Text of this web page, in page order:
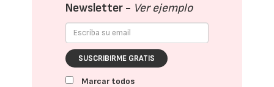
Newsletter - Ver ejemplo
SUSCRIBIRME GRATIS
Marcar todos